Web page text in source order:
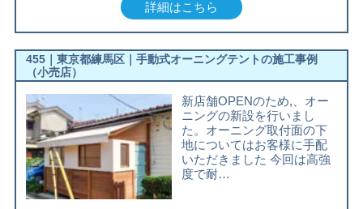
詳細はこちら
455｜東京都練馬区｜手動式オーニングテントの施工事例
（小売店）
新店舗OPENのため,、オー
ニングの新設を行いまし
た。オーニング取付面の下
地についてはお客様に手配
いただきました 今回は高強
度で耐…